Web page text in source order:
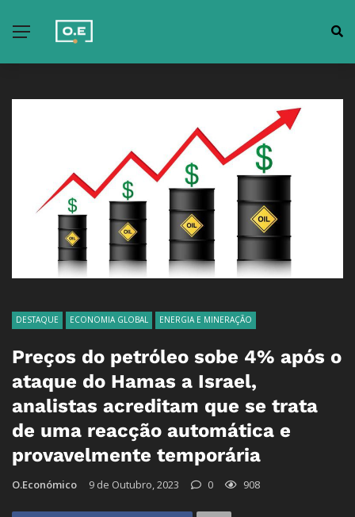
DESTAQUE ECONOMIA GLOBAL ENERGIA E MINERAÇÃO
Preços do petróleo sobe 4% após o
ataque do Hamas a Israel,
analistas acreditam que se trata
de uma reacção automática e
provavelmente temporária
O.Económico 9 de Outubro, 2023 0 908